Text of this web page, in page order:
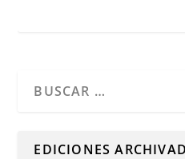
EDICIONES